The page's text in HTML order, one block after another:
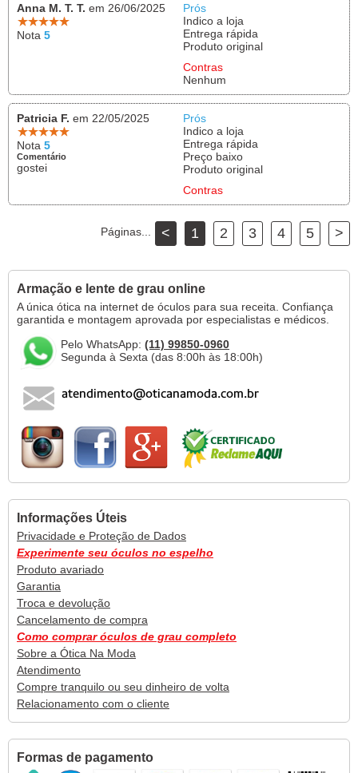
Anna M. T. T. em 26/06/2025
Nota 5
Prós
Indico a loja
Entrega rápida
Produto original
Contras
Nenhum
Patricia F. em 22/05/2025
Nota 5
Comentário
gostei
Prós
Indico a loja
Entrega rápida
Preço baixo
Produto original
Contras
Páginas... < 1 2 3 4 5 >
Armação e lente de grau online
A única ótica na internet de óculos para sua receita. Confiança
garantida e montagem aprovada por especialistas e médicos.
Pelo WhatsApp: (11) 99850-0960
Segunda à Sexta (das 8:00h às 18:00h)
Informações Úteis
Privacidade e Proteção de Dados
Experimente seu óculos no espelho
Produto avariado
Garantia
Troca e devolução
Cancelamento de compra
Como comprar óculos de grau completo
Sobre a Ótica Na Moda
Atendimento
Compre tranquilo ou seu dinheiro de volta
Relacionamento com o cliente
Formas de pagamento